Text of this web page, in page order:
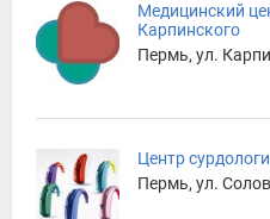
Медицинский
Карпинского
Пермь, ул.
Центр
Пермь, ул.